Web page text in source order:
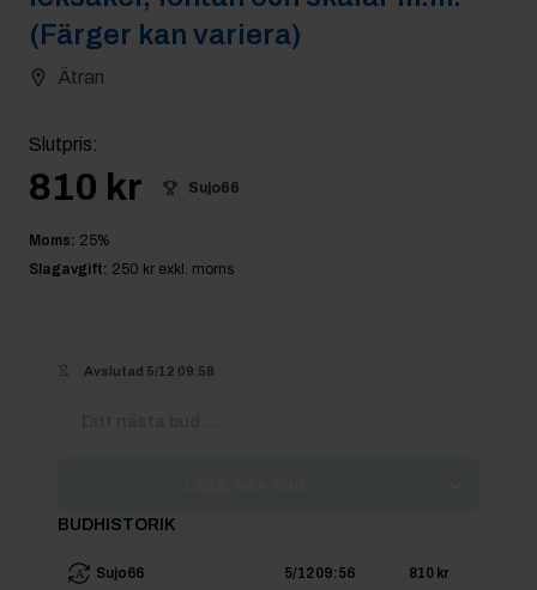
(Färger kan variera)
Ätran
Slutpris:
810 kr Sujo66
Moms: 25%
Slagavgift: 250 kr exkl. moms
Avslutad 5/12 09:58
BUDHISTORIK
Sujo66 5/12 09:56 810 kr